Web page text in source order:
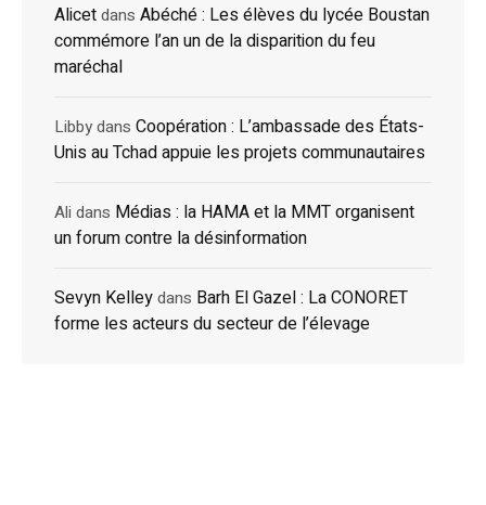
Alicetdans Abéché : Les élèves du lycée Boustan
commémore l’an un de la disparition du feu
maréchal
Libbydans Coopération : L’ambassade des États-
Unis au Tchad appuie les projets communautaires
Ali dans Médias : la HAMA et la MMT organisent
un forum contre la désinformation
Sevyn Kelleydans Barh El Gazel : La CONORET
forme les acteurs du secteur de l’élevage